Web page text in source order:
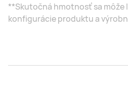
**Skutočná hmotnosť sa môže
konfigurácie produktu a